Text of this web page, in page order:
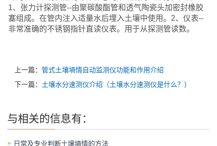
1、张力计探测管--由聚碳酸酯管和透气陶瓷头加密封橡胶
塞组成。在管内注入适量水后埋入土壤中使用。2、仪表--
非常准确的不锈钢指针直读仪表。用于从探测管读数。
上一篇： 管式土壤墒情自动监测仪功能和作用介绍
下一篇： 土壤水分速测仪介绍（土壤水分速测仪是什么？）
与相关的信息有：
日常及专业判断土壤墒情的方法